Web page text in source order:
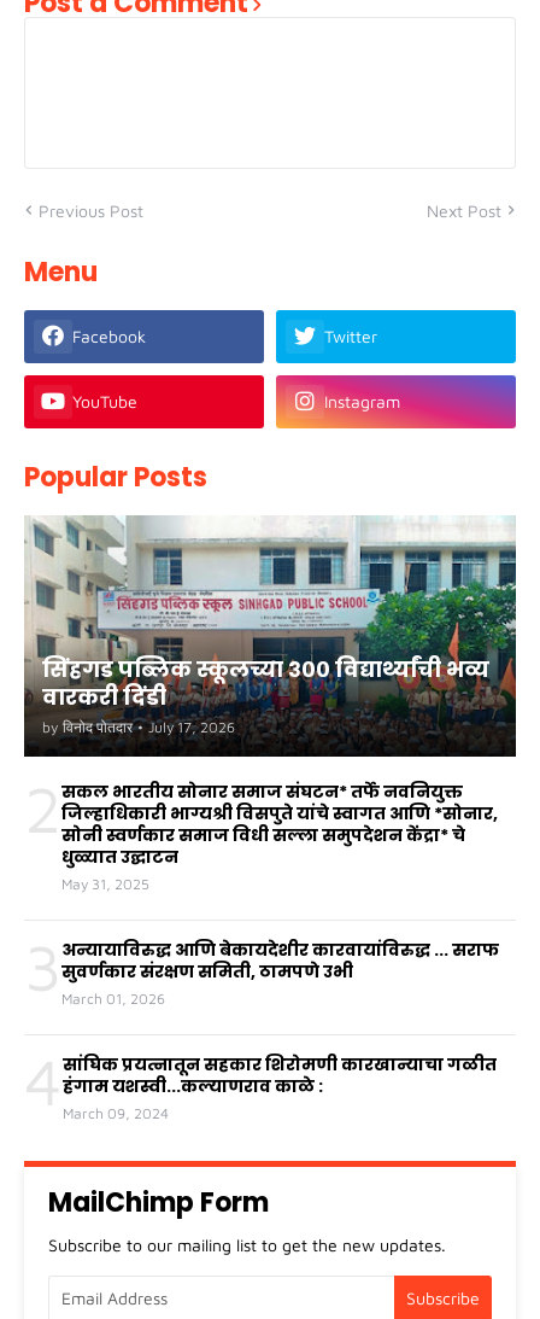
Previous Post Next Post
Menu
Facebook Twitter
YouTube Instagram
Popular Posts
सिंहगड पब्लिक स्कूलच्या ३०० विद्यार्थ्यांची भव्य
वारकरी दिंडी
by विनोद पोतदार • July 17, 2026
2 सकल भारतीय सोनार समाज संघटन* तर्फे नवनियुक्त
जिल्हाधिकारी भाग्यश्री विसपुते यांचे स्वागत आणि *सोनार,
सोनी स्वर्णकार समाज विधी सल्ला समुपदेशन केंद्रा* चे
धुळ्यात उद्घाटन
May 31, 2025
3 अन्यायाविरुद्ध आणि बेकायदेशीर कारवायांविरुद्ध ... सराफ
सुवर्णकार संरक्षण समिती, ठामपणे उभी
March 01, 2026
4 सांघिक प्रयत्नातून सहकार शिरोमणी कारखान्याचा गळीत
हंगाम यशस्वी...कल्याणराव काळे :
March 09, 2024
MailChimp Form
Subscribe to our mailing list to get the new updates.